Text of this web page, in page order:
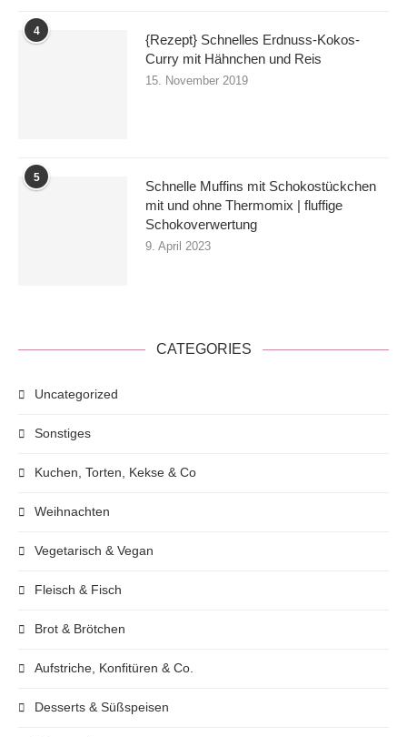
4
{Rezept} Schnelles Erdnuss-Kokos-
Curry mit Hähnchen und Reis
15. November 2019
5
Schnelle Muffins mit Schokostückchen
mit und ohne Thermomix | fluffige
Schokoverwertung
9. April 2023
CATEGORIES
Uncategorized
Sonstiges
Kuchen, Torten, Kekse & Co
Weihnachten
Vegetarisch & Vegan
Fleisch & Fisch
Brot & Brötchen
Aufstriche, Konfitüren & Co.
Desserts & Süßspeisen